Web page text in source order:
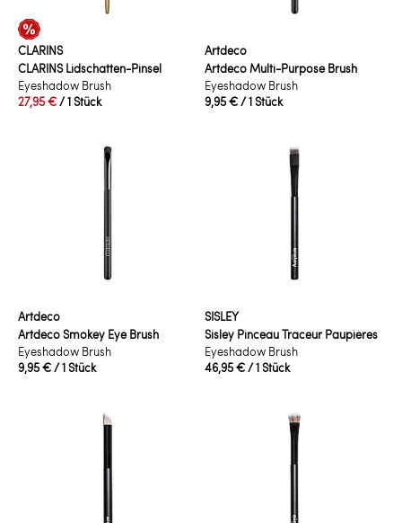
CLARINS
CLARINS Lidschatten-Pinsel
Eyeshadow Brush
27,95 €/ 1 Stück
Artdeco
Artdeco Multi-Purpose Brush
Eyeshadow Brush
9,95 €/ 1 Stück
Artdeco
Artdeco Smokey Eye Brush
Eyeshadow Brush
9,95 €/ 1 Stück
SISLEY
Sisley Pinceau Traceur Paupières
Eyeshadow Brush
46,95 €/ 1 Stück